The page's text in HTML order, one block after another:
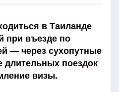
в Таиланде
при въезде по
— через сухопутные
длительных поездок
визы.